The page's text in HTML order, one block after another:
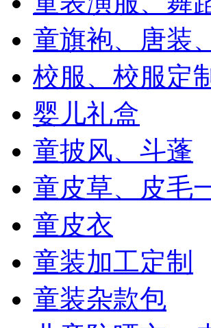
童旗袍、唐装
校服、校服定
婴儿礼盒
童披风、斗蓬
童皮草、皮毛
童皮衣
童装加工定制
童装杂款包